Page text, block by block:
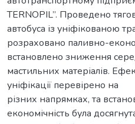
TERNOPIL”. Проведено
автобуса із уніфікованою
розраховано паливно-
встановлено зниження
мастильних матеріалів.
уніфікації перевірено на
різних напрямках, та
економічність була